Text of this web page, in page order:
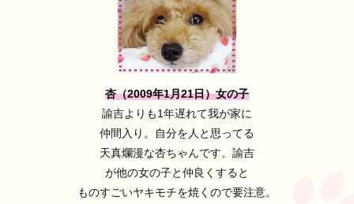
杏（2009年1月21日）女の子
諭吉よりも1年遅れて我が家に
仲間入り。自分を人と思ってる
天真爛漫な杏ちゃんです。諭吉
が他の女の子と仲良くすると
ものすごいヤキモチを焼くので要注意。